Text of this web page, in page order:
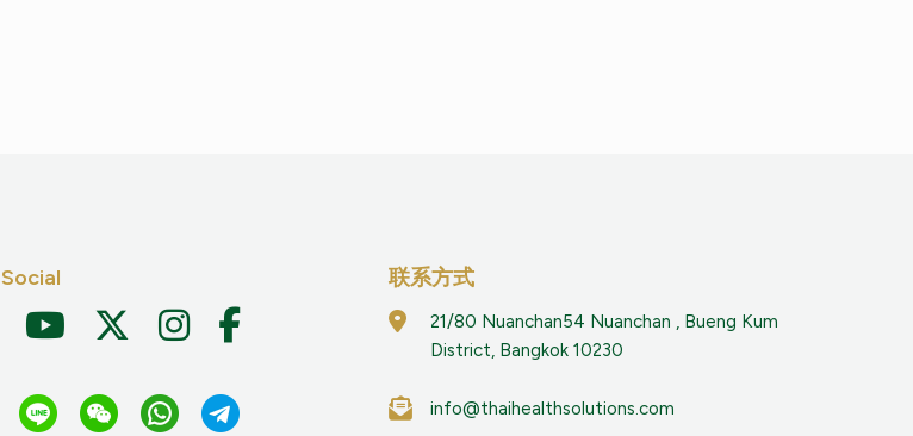
Social 联系方式
21/80 Nuanchan54 Nuanchan , Bueng Kum
District, Bangkok 10230
info@thaihealthsolutions.com